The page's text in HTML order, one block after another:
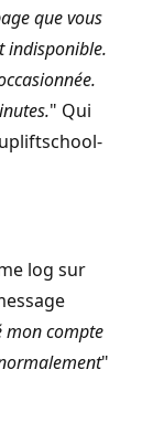
que vous
indisponible.
" Qui
log sur
mon compte
"